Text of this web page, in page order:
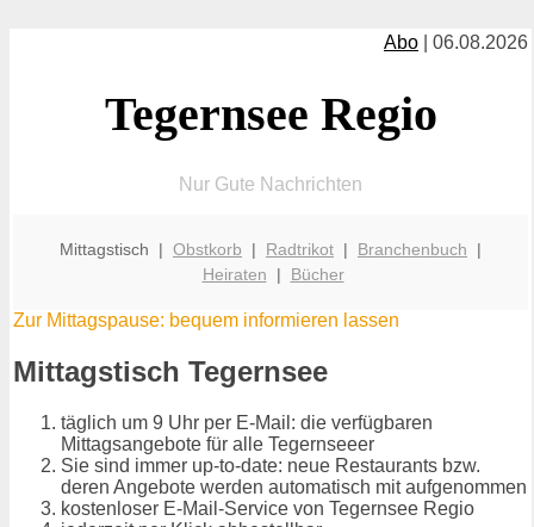
Abo | 06.08.2026
Tegernsee Regio
Nur Gute Nachrichten
Mittagstisch | Obstkorb | Radtrikot | Branchenbuch |
Heiraten | Bücher
Zur Mittagspause: bequem informieren lassen
Mittagstisch Tegernsee
täglich um 9 Uhr per E-Mail: die verfügbaren
Mittagsangebote für alle Tegernseeer
Sie sind immer up-to-date: neue Restaurants bzw.
deren Angebote werden automatisch mit aufgenommen
kostenloser E-Mail-Service von Tegernsee Regio